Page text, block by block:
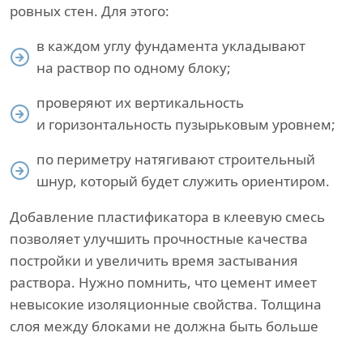
ровных стен. Для этого:
в каждом углу фундамента укладывают
на раствор по одному блоку;
проверяют их вертикальность
и горизонтальность пузырьковым уровнем;
по периметру натягивают строительный
шнур, который будет служить ориентиром.
Добавление пластификатора в клеевую смесь
позволяет улучшить прочностные качества
постройки и увеличить время застывания
раствора. Нужно помнить, что цемент имеет
невысокие изоляционные свойства. Толщина
слоя между блоками не должна быть больше